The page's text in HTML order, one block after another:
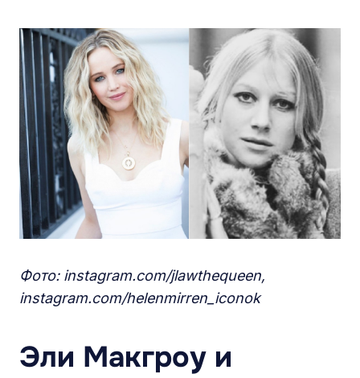
Фото: instagram.com/jlawthequeen,
instagram.com/helenmirren_iconok
Эли Макгроу и